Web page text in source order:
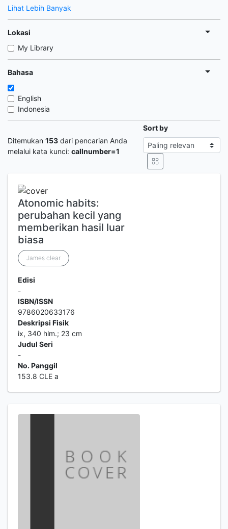
Lihat Lebih Banyak
Lokasi
My Library
Bahasa
English
Indonesia
Ditemukan 153 dari pencarian Anda
melalui kata kunci: callnumber=1
Sort by
Atonomic habits:
perubahan kecil yang
memberikan hasil luar
biasa
James clear
Edisi
-
ISBN/ISSN
9786020633176
Deskripsi Fisik
ix, 340 hlm.; 23 cm
Judul Seri
-
No. Panggil
153.8 CLE a